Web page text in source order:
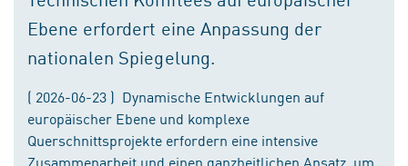
Ebene erfordert eine Anpassung der
nationalen Spiegelung.
( 2026-06-23 ) Dynamische Entwicklungen auf
europäischer Ebene und komplexe
Querschnittsprojekte erfordern eine intensive
Zusammenarbeit und einen ganzheitlichen Ansatz, um